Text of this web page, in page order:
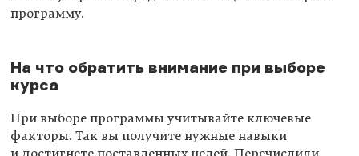
программу.
На что обратить внимание при выборе
курса
При выборе программы учитывайте ключевые
факторы. Так вы получите нужные навыки